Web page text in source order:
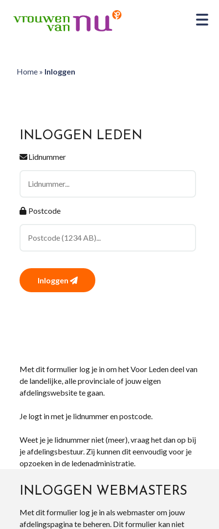
Home» Inloggen
INLOGGEN LEDEN
Lidnummer
Postcode
Inloggen
Met dit formulier log je in om het Voor Leden deel van
de landelijke, alle provinciale of jouw eigen
afdelingswebsite te gaan.
Je logt in met je lidnummer en postcode.
Weet je je lidnummer niet (meer), vraag het dan op bij
je afdelingsbestuur. Zij kunnen dit eenvoudig voor je
opzoeken in de ledenadministratie.
INLOGGEN WEBMASTERS
Met dit formulier log je in als webmaster om jouw
afdelingspagina te beheren. Dit formulier kan niet